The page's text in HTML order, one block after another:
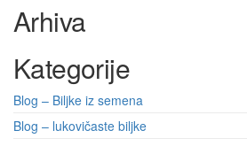
Arhiva
Kategorije
Blog – Biljke iz semena
Blog – lukovičaste biljke